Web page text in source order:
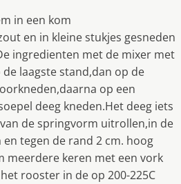
in een kom
en in kleine stukjes gesneden
ingredienten met de mixer met
laagste stand,dan op de
op een
deeg kneden.Het deeg iets
de springvorm uitrollen,in de
tegen de rand 2 cm. hoog
meerdere keren met een vork
rooster in de op 200-225C